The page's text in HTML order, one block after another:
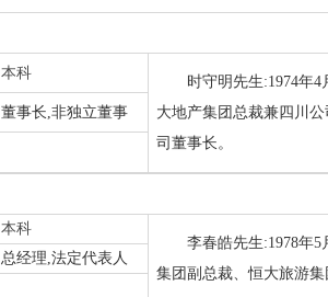
本科
时守明先生:1974年
大地产集团总裁兼四川
司董事长。
董事长,非独立董事
本科
李春皓先生:1978年
集团副总裁、恒大旅游
总经理,法定代表人